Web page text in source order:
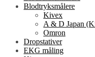
Blodtryksmålere
Kivex
A & D Japan
Omron
Dropstativer
EKG måling